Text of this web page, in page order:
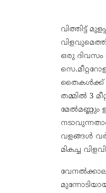
വിത്തിട്ട്
ഒരു ദിവസം
തൈകൾക്ക്
തമ്മിൽ 3
മേൽമണ്ണും
വളങ്ങൾ
മികച്ച